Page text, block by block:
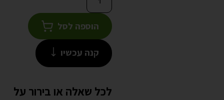
הוספה לסל
קנה עכשיו
לכל שאלה או בירור על